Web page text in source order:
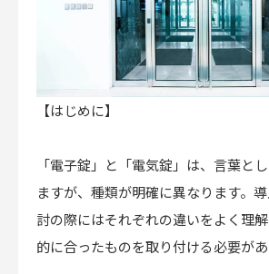
【はじめに】
「電子錠」と「電気錠」は、言葉と
ますが、種類が明確に異なります。
討の際にはそれぞれの違いをよく理
的に合ったものを取り付ける必要があ